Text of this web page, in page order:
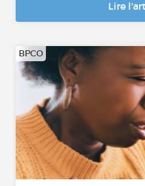
Lire
BPCO